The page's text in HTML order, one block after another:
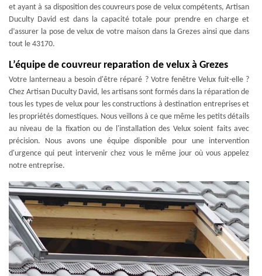
et ayant à sa disposition des couvreurs pose de velux compétents, Artisan
Duculty David est dans la capacité totale pour prendre en charge et
d’assurer la pose de velux de votre maison dans la Grezes ainsi que dans
tout le 43170.
L’équipe de couvreur reparation de velux à Grezes
Votre lanterneau a besoin d'être réparé ? Votre fenêtre Velux fuit-elle ?
Chez Artisan Duculty David, les artisans sont formés dans la réparation de
tous les types de velux pour les constructions à destination entreprises et
les propriétés domestiques. Nous veillons à ce que même les petits détails
au niveau de la fixation ou de l'installation des Velux soient faits avec
précision. Nous avons une équipe disponible pour une intervention
d'urgence qui peut intervenir chez vous le même jour où vous appelez
notre entreprise.